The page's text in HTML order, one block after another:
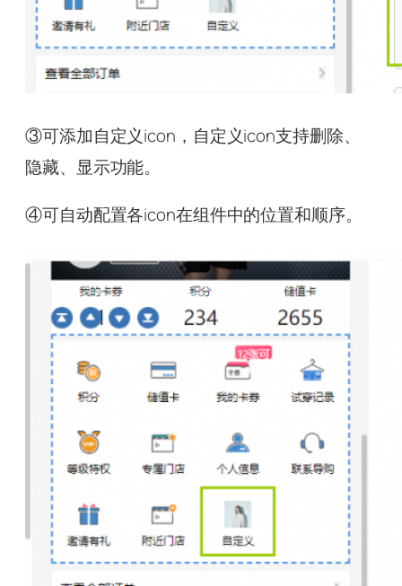
③可添加自定义icon，自定义icon支持删除、
隐藏、显示功能。
④可自动配置各icon在组件中的位置和顺序。